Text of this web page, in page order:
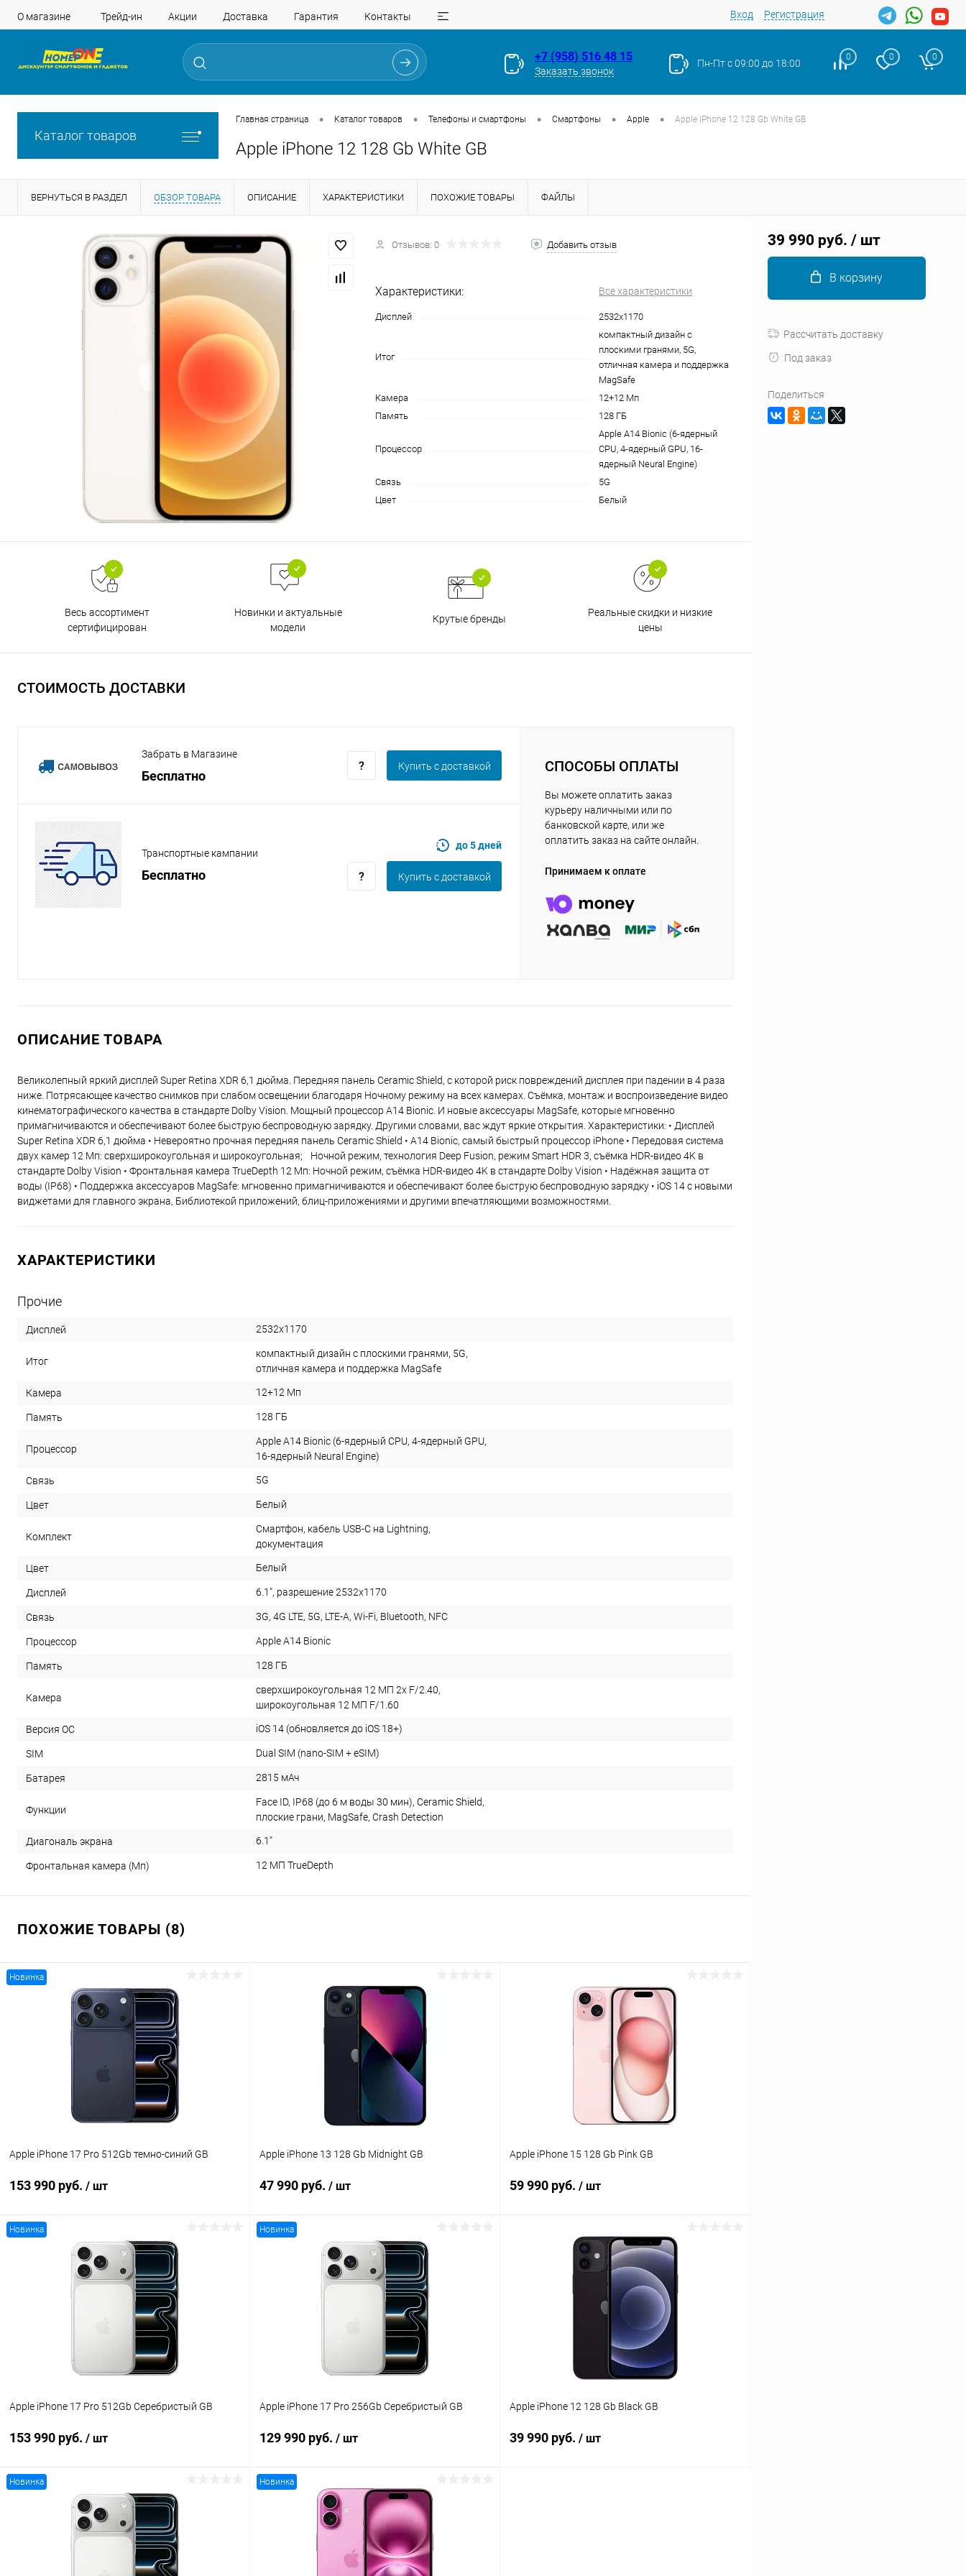
О магазине Трейд-ин Акции Доставка Гарантия Контакты Вход Регистрация
+7 (958) 516 48 15
Заказать звонок
Пн-Пт с 09:00 до 18:00
0 0 0
Каталог товаров
Главная страница • Каталог товаров • Телефоны и смартфоны • Смартфоны • Apple • Apple iPhone 12 128 Gb White GB
Apple iPhone 12 128 Gb White GB
ВЕРНУТЬСЯ В РАЗДЕЛ ОБЗОР ТОВАРА ОПИСАНИЕ ХАРАКТЕРИСТИКИ ПОХОЖИЕ ТОВАРЫ ФАЙЛЫ
Отзывов: 0 Добавить отзыв
Характеристики: Все характеристики
Дисплей 2532x1170
Итог
компактный дизайн с
плоскими гранями, 5G,
отличная камера и поддержка
MagSafe
Камера
12+12 Мп
Память
128 ГБ
Процессор
Apple A14 Bionic (6-ядерный
CPU, 4-ядерный GPU, 16-
ядерный Neural Engine)
Связь
5G
Цвет
Белый
Весь ассортимент
сертифицирован
Новинки и актуальные
модели
Крутые бренды
Реальные скидки и низкие
цены
СТОИМОСТЬ ДОСТАВКИ
Забрать в Магазине
Бесплатно
Купить c доставкой
Транспортные кампании
Бесплатно
до 5 дней
Купить c доставкой
СПОСОБЫ ОПЛАТЫ
Вы можете оплатить заказ
курьеру наличными или по
банковской карте, или же
оплатить заказ на сайте онлайн.
Принимаем к оплате
ОПИСАНИЕ ТОВАРА
Великолепный яркий дисплей Super Retina XDR 6,1 дюйма. Передняя панель Ceramic Shield, с которой риск повреждений дисплея при падении в 4 раза
ниже. Потрясающее качество снимков при слабом освещении благодаря Ночному режиму на всех камерах. Съёмка, монтаж и воспроизведение видео
кинематографического качества в стандарте Dolby Vision. Мощный процессор A14 Bionic. И новые аксессуары MagSafe, которые мгновенно
примагничиваются и обеспечивают более быструю беспроводную зарядку. Другими словами, вас ждут яркие открытия. Характеристики: • Дисплей
Super Retina XDR 6,1 дюйма • Невероятно прочная передняя панель Ceramic Shield • A14 Bionic, самый быстрый процессор iPhone • Передовая система
двух камер 12 Мп: сверхширокоугольная и широкоугольная; Ночной режим, технология Deep Fusion, режим Smart HDR 3, съёмка HDR‑видео 4K в
стандарте Dolby Vision • Фронтальная камера TrueDepth 12 Мп: Ночной режим, съёмка HDR‑видео 4K в стандарте Dolby Vision • Надёжная защита от
воды (IP68) • Поддержка аксессуаров MagSafe: мгновенно примагничиваются и обеспечивают более быструю беспроводную зарядку • iOS 14 с новыми
виджетами для главного экрана, Библиотекой приложений, блиц‑приложениями и другими впечатляющими возможностями.
ХАРАКТЕРИСТИКИ
Прочие
Дисплей 2532x1170
Итог
компактный дизайн с плоскими гранями, 5G,
отличная камера и поддержка MagSafe
Камера 12+12 Мп
Память 128 ГБ
Процессор
Apple A14 Bionic (6-ядерный CPU, 4-ядерный GPU,
16-ядерный Neural Engine)
Связь 5G
Цвет Белый
Комплект
Смартфон, кабель USB-C на Lightning,
документация
Цвет Белый
Дисплей 6.1", разрешение 2532x1170
Связь 3G, 4G LTE, 5G, LTE-A, Wi-Fi, Bluetooth, NFC
Процессор Apple A14 Bionic
Память 128 ГБ
Камера
сверхширокоугольная 12 МП 2x F/2.40,
широкоугольная 12 МП F/1.60
Версия ОС iOS 14 (обновляется до iOS 18+)
SIM Dual SIM (nano-SIM + eSIM)
Батарея 2815 мАч
Функции
Face ID, IP68 (до 6 м воды 30 мин), Ceramic Shield,
плоские грани, MagSafe, Crash Detection
Диагональ экрана 6.1"
Фронтальная камера (Мп) 12 МП TrueDepth
ПОХОЖИЕ ТОВАРЫ (8)
Новинка
Apple iPhone 17 Pro 512Gb темно-синий GB
153 990 руб. / шт
В корзину
К сравнению
В наличии
Apple iPhone 13 128 Gb Midnight GB
47 990 руб. / шт
В корзину
К сравнению
Под заказ
Apple iPhone 15 128 Gb Pink GB
59 990 руб. / шт
В корзину
К сравнению
В наличии
Новинка
Apple iPhone 17 Pro 512Gb Серебристый GB
153 990 руб. / шт
В корзину
К сравнению
В наличии
Новинка
Apple iPhone 17 Pro 256Gb Серебристый GB
129 990 руб. / шт
В корзину
К сравнению
В наличии
Apple iPhone 12 128 Gb Black GB
39 990 руб. / шт
Новинка Новинка
39 990 руб. / шт
В корзину
Рассчитать доставку
Под заказ
Поделиться
Для клиентов всех банков
Разбейтеоплату
График платежей
Оплачивайте сегодня только
% картой любого банка
раз в 2 недели